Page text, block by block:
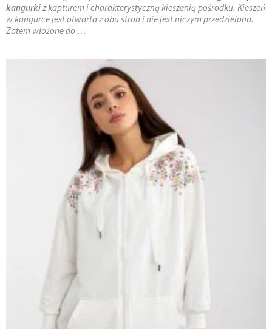
kangurkiz kapturem i charakterystyczną kieszenią pośrodku. Kieszeń
w kangurce jest otwarta z obu stron i nie jest niczym przedzielona.
Zatem włożone do …